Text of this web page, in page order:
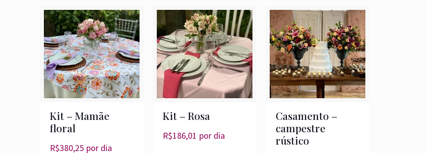
Kit – Mamãe
floral
R$380,25 por dia
Kit – Rosa
R$186,01 por dia
Casamento –
campestre
rústico